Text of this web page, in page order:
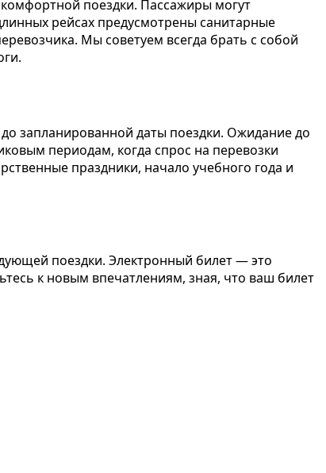
поездки. Пассажиры могут
рейсах предусмотрены санитарные
Мы советуем всегда брать с собой
запланированной даты поездки. Ожидание до
периодам, когда спрос на перевозки
праздники, начало учебного года и
поездки. Электронный билет — это
к новым впечатлениям, зная, что ваш билет